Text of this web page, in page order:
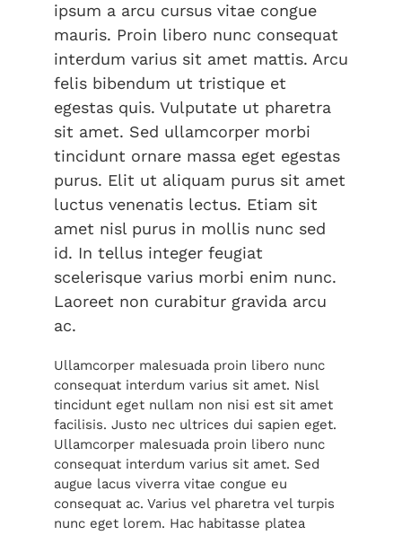
ipsum a arcu cursus vitae congue
mauris. Proin libero nunc consequat
interdum varius sit amet mattis. Arcu
felis bibendum ut tristique et
egestas quis. Vulputate ut pharetra
sit amet. Sed ullamcorper morbi
tincidunt ornare massa eget egestas
purus. Elit ut aliquam purus sit amet
luctus venenatis lectus. Etiam sit
amet nisl purus in mollis nunc sed
id. In tellus integer feugiat
scelerisque varius morbi enim nunc.
Laoreet non curabitur gravida arcu
ac.
Ullamcorper malesuada proin libero nunc
consequat interdum varius sit amet. Nisl
tincidunt eget nullam non nisi est sit amet
facilisis. Justo nec ultrices dui sapien eget.
Ullamcorper malesuada proin libero nunc
consequat interdum varius sit amet. Sed
augue lacus viverra vitae congue eu
consequat ac. Varius vel pharetra vel turpis
nunc eget lorem. Hac habitasse platea